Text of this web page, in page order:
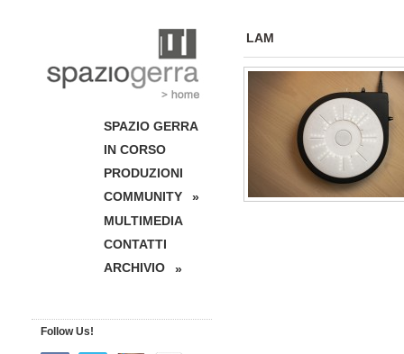
LAM
SPAZIO GERRA
IN CORSO
PRODUZIONI
COMMUNITY
»
MULTIMEDIA
CONTATTI
ARCHIVIO
»
Follow Us!